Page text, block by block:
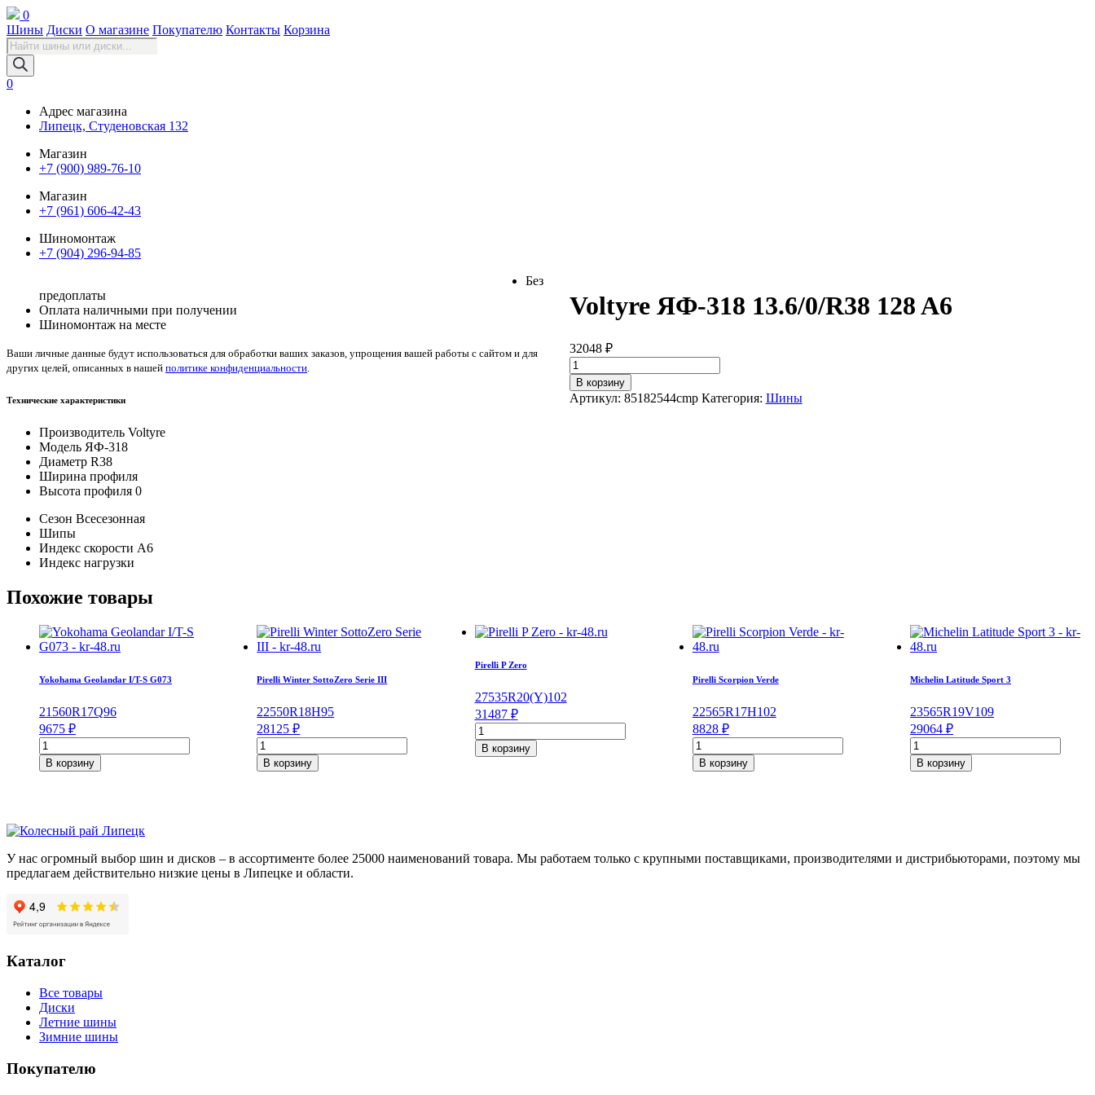
0
Шины Диски О магазине Покупателю Контакты Корзина
Поиск
товаров
0
Адрес магазина
Липецк, Студеновская 132
Магазин
+7 (900) 989-76-10
Магазин
+7 (961) 606-42-43
Шиномонтаж
+7 (904) 296-94-85
Voltyre ЯФ-318 13.6/0/R38 128 A6
32048 ₽
Количество
товара
Voltyre
ЯФ-318
В корзину
Артикул: 85182544cmp Категория: Шины
Без
предоплаты
Оплата наличными при получении
Шиномонтаж на месте
Ваши личные данные будут использоваться для обработки ваших заказов, упрощения вашей работы с сайтом и для
других целей, описанных в нашей политике конфиденциальности.
Технические характеристики
Производитель Voltyre
Модель ЯФ-318
Диаметр R38
Ширина профиля
Высота профиля 0
Сезон Всесезонная
Шипы
Индекс скорости A6
Индекс нагрузки
Похожие товары
Yokohama Geolandar I/T-S G073
21560R17Q96
9675 ₽
Количество
товара
Yokohama
G073
96
Q
В корзину
Pirelli Winter SottoZero Serie III
22550R18H95
28125₽
Количество
товара
Pirelli
95
H
В корзину
Pirelli P Zero
27535R20(Y)102
31487 ₽
Количество
товара
Pirelli
В корзину
Pirelli Scorpion Verde
22565R17H102
8828 ₽
Количество
товара
Pirelli
В корзину
Michelin Latitude Sport 3
23565R19V109
29064 ₽
Количество
товара
Michelin
V
В корзину
У нас огромный выбор шин и дисков – в ассортименте более 25000 наименований товара. Мы работаем только с крупными поставщиками, производителями и дистрибьюторами, поэтому мы
предлагаем действительно низкие цены в Липецке и области.
Каталог
Все товары
Диски
Летние шины
Зимние шины
Покупателю